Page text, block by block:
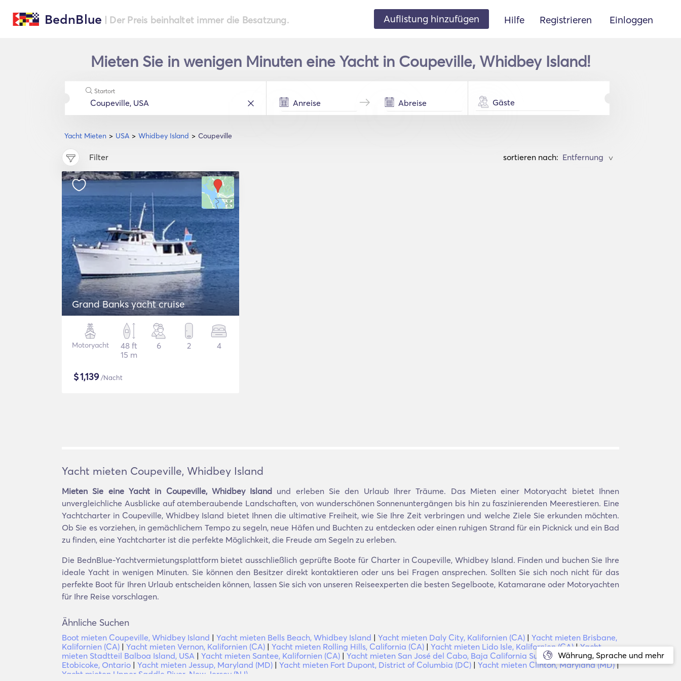
BednBlue | Der Preis beinhaltet immer die Besatzung. Auflistung hinzufügen Hilfe Registrieren Einloggen
Mieten Sie in wenigen Minuten eine Yacht in Coupeville, Whidbey Island!
Yacht Mieten USA Whidbey Island Coupeville
Startort
Gäste
Filter sortieren nach: >
Grand Banks yacht cruise
Motoryacht
48 ft
15 m
6 2 4
$1,139/Nacht
Währung, Sprache und mehr
Yacht mieten Coupeville, Whidbey Island
Mieten Sie eine Yacht in Coupeville, Whidbey Island und erleben Sie den Urlaub Ihrer Träume. Das Mieten einer Motoryacht bietet Ihnen
unvergleichliche Ausblicke auf atemberaubende Landschaften, von wunderschönen Sonnenuntergängen bis hin zu faszinierenden Meerestieren. Eine
Yachtcharter in Coupeville, Whidbey Island bietet Ihnen die ultimative Freiheit, wie Sie Ihre Zeit verbringen und welche Ziele Sie erkunden möchten.
Ob Sie es vorziehen, in gemächlichem Tempo zu segeln, neue Häfen und Buchten zu entdecken oder einen ruhigen Strand für ein Picknick und ein Bad
zu finden, eine Yachtcharter ist die perfekte Möglichkeit, die Freude am Segeln zu erleben.
Die BednBlue-Yachtvermietungsplattform bietet ausschließlich geprüfte Boote für Charter in Coupeville, Whidbey Island. Finden und buchen Sie Ihre
ideale Yacht in wenigen Minuten. Sie können den Besitzer direkt kontaktieren oder uns bei Fragen ansprechen. Sollten Sie sich noch nicht für das
perfekte Boot für Ihren Urlaub entscheiden können, lassen Sie sich von unseren Reiseexperten die besten Segelboote, Katamarane oder Motoryachten
für Ihre Reise vorschlagen.
Ähnliche Suchen
Boot mieten Coupeville, Whidbey Island | Yacht mieten Bells Beach, Whidbey Island | Yacht mieten Daly City, Kalifornien (CA) | Yacht mieten Brisbane,
Kalifornien (CA) | Yacht mieten Vernon, Kalifornien (CA) | Yacht mieten Rolling Hills, California (CA) | Yacht mieten Lido Isle, Kalifornien (CA)|Yacht
mieten Stadtteil Balboa Island, USA | Yacht mieten Santee, Kalifornien (CA) | Yacht mieten San José del Cabo, Baja California Sur |Yacht mieten
Etobicoke, Ontario | Yacht mieten Jessup, Maryland (MD) | Yacht mieten Fort Dupont, District of Columbia (DC) | Yacht mieten Clinton, Maryland (MD)|
Yacht mieten Upper Saddle River, New Jersey (NJ)